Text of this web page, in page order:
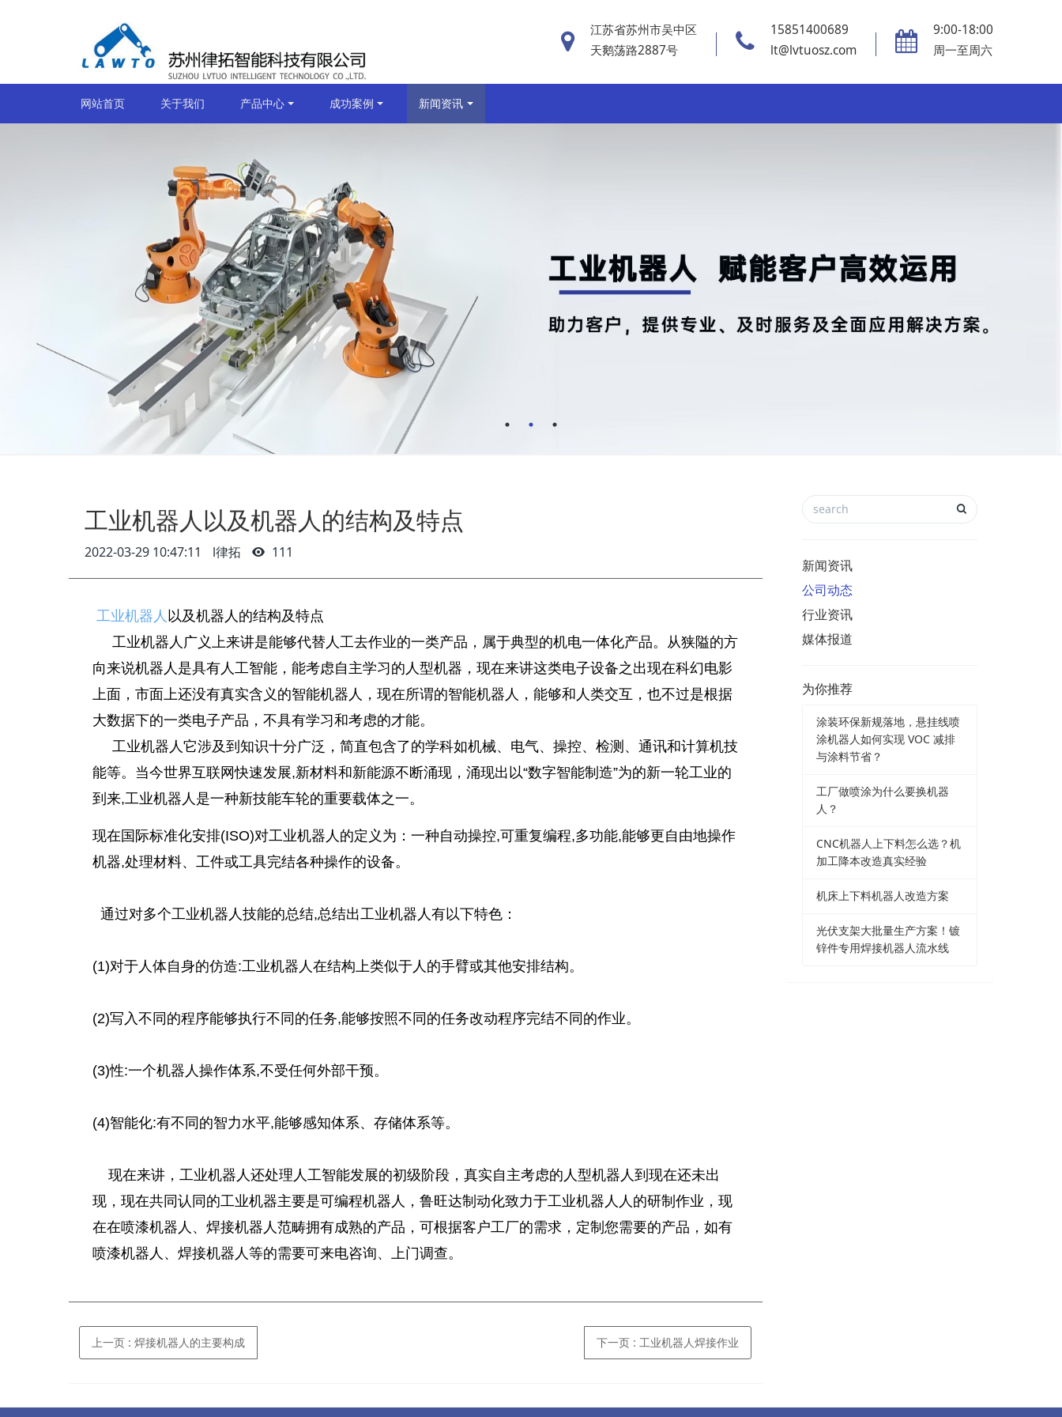
江苏省苏州市吴中区
天鹅荡路2887号
15851400689
lt@lvtuosz.com
9:00-18:00
周一至周六
网站首页 关于我们 产品中心 成功案例 新闻资讯
工业机器人以及机器人的结构及特点
2022-03-29 10:47:11 l律拓 111
工业机器人 以及机器人的结构及特点
工业机器人广义上来讲是能够代替人工去作业的一类产品，属于典型的机电一体化产品。从狭隘的方
向来说机器人是具有人工智能，能考虑自主学习的人型机器，现在来讲这类电子设备之出现在科幻电影
上面，市面上还没有真实含义的智能机器人，现在所谓的智能机器人，能够和人类交互，也不过是根据
大数据下的一类电子产品，不具有学习和考虑的才能。
工业机器人它涉及到知识十分广泛，简直包含了的学科如机械、电气、操控、检测、通讯和计算机技
能等。当今世界互联网快速发展,新材料和新能源不断涌现，涌现出以“数字智能制造”为的新一轮工业的
到来,工业机器人是一种新技能车轮的重要载体之一。
现在国际标准化安排(ISO)对工业机器人的定义为：一种自动操控,可重复编程,多功能,能够更自由地操作
机器,处理材料、工件或工具完结各种操作的设备。
通过对多个工业机器人技能的总结,总结出工业机器人有以下特色：
(1)对于人体自身的仿造:工业机器人在结构上类似于人的手臂或其他安排结构。
(2)写入不同的程序能够执行不同的任务,能够按照不同的任务改动程序完结不同的作业。
(3)性:一个机器人操作体系,不受任何外部干预。
(4)智能化:有不同的智力水平,能够感知体系、存储体系等。
现在来讲，工业机器人还处理人工智能发展的初级阶段，真实自主考虑的人型机器人到现在还未出
现，现在共同认同的工业机器主要是可编程机器人，鲁旺达制动化致力于工业机器人人的研制作业，现
在在喷漆机器人、焊接机器人范畴拥有成熟的产品，可根据客户工厂的需求，定制您需要的产品，如有
喷漆机器人、焊接机器人等的需要可来电咨询、上门调查。
上一页 : 焊接机器人的主要构成 下一页 : 工业机器人焊接作业
新闻资讯
公司动态
行业资讯
媒体报道
为你推荐
涂装环保新规落地，悬挂线喷
涂机器人如何实现 VOC 减排
与涂料节省？
工厂做喷涂为什么要换机器
人？
CNC机器人上下料怎么选？机
加工降本改造真实经验
机床上下料机器人改造方案
光伏支架大批量生产方案！镀
锌件专用焊接机器人流水线